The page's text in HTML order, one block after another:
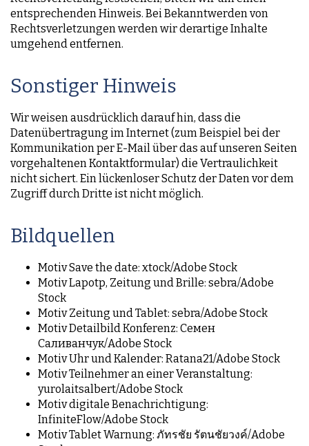
entsprechenden Hinweis. Bei Bekanntwerden von
Rechtsverletzungen werden wir derartige Inhalte
umgehend entfernen.
Sonstiger Hinweis
Wir weisen ausdrücklich darauf hin, dass die
Datenübertragung im Internet (zum Beispiel bei der
Kommunikation per E-Mail über das auf unseren Seiten
vorgehaltenen Kontaktformular) die Vertraulichkeit
nicht sichert. Ein lückenloser Schutz der Daten vor dem
Zugriff durch Dritte ist nicht möglich.
Bildquellen
Motiv Save the date: xtock/Adobe Stock
Motiv Lapotp, Zeitung und Brille: sebra/Adobe
Stock
Motiv Zeitung und Tablet: sebra/Adobe Stock
Motiv Detailbild Konferenz: Семен
Саливанчук/Adobe Stock
Motiv Uhr und Kalender: Ratana21/Adobe Stock
Motiv Teilnehmer an einer Veranstaltung:
yurolaitsalbert/Adobe Stock
Motiv digitale Benachrichtigung:
InfiniteFlow/Adobe Stock
Motiv Tablet Warnung: ภัทรชัย รัตนชัยวงค์/Adobe